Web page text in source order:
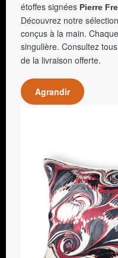
étoffes signées Pierre
Découvrez notre
conçus à la main.
singulière. Consultez
de la livraison offerte.
Agrandir